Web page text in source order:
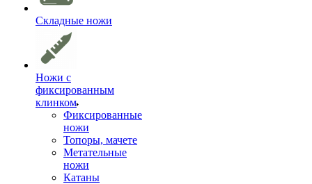
Складные ножи
Ножи с
фиксированным
клинком
Фиксированные
ножи
Топоры, мачете
Метательные
ножи
Катаны